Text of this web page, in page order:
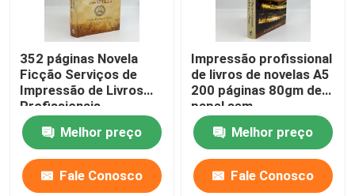
352 páginas Novela
Ficção Serviços de
Impressão de Livros
Profissionais
Impressão offset
80gm Melhor preço
Fale Conosco
Impressão profissional
de livros de novelas A5
200 páginas 80gm de
papel sem
revestimento
Melhor preço
Fale Conosco